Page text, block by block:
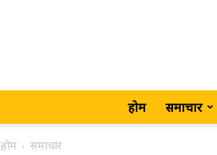
होम समाचार
होम समाचार